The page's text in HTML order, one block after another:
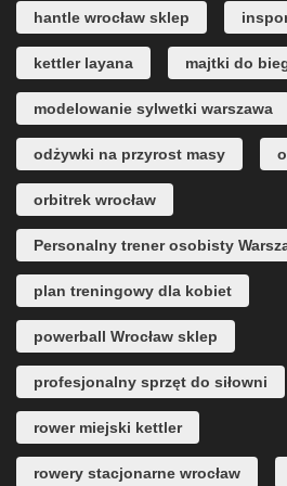
hantle wrocław sklep
kettler layana majtki do
modelowanie sylwetki warszawa
odżywki na przyrost masy
orbitrek wrocław
Personalny trener osobisty
plan treningowy dla kobiet
powerball Wrocław sklep
profesjonalny sprzęt do siłowni
rower miejski kettler
rowery stacjonarne wrocław